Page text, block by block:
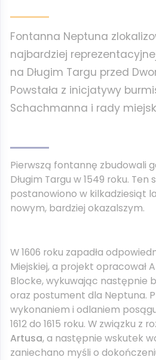
Fontanna Neptuna
najbardziej
na Długim Targu przed
Powstała z inicjatywy
Schachmanna i rady
Pierwszą fontannę zbudowali
Długim Targu w 1549 roku.
postanowiono w kilkadziesiąt
nowym, bardziej okazalszym.
W 1606 roku zapadła
Miejskiej, a projekt opracował
Blocke, wykuwając następnie
oraz postument dla Neptuna.
wykonaniem i odlaniem
1612 do 1615 roku. W związku z
Artusa, a następnie wskutek
zaniechano myśli o